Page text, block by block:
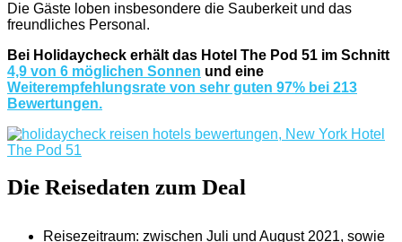
Die Gäste loben insbesondere die Sauberkeit und das
freundliches Personal.
Bei Holidaycheck erhält das Hotel The Pod 51 im Schnitt
4,9 von 6 möglichen Sonnen und eine
Weiterempfehlungsrate von sehr guten 97% bei 213
Bewertungen.
Die Reisedaten zum Deal
Reisezeitraum: zwischen Juli und August 2021, sowie